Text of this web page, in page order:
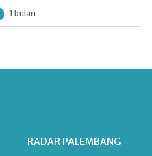
1 bulan
RADAR PALEMBANG